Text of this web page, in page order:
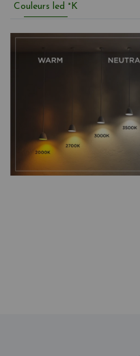
Couleurs led °K